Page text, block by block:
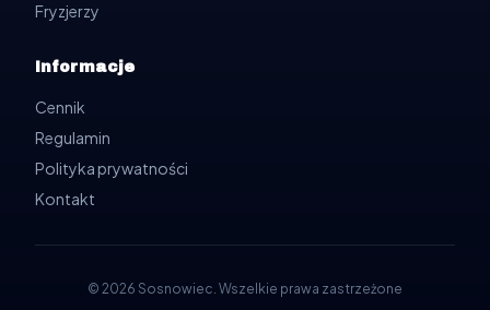
Fryzjerzy
Informacje
Cennik
Regulamin
Polityka prywatności
Kontakt
© 2026 Sosnowiec. Wszelkie prawa zastrzeżone